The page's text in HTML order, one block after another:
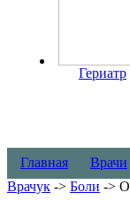
Гериатр
Главная Врачи
Врачук -> Боли ->